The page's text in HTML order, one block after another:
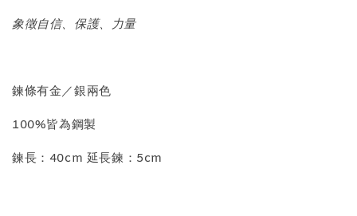
質感飾品收納盒
象徵自信、保護、力量
鍊條有金／銀兩色
100%皆為鋼製
鍊長：40cm 延長鍊：5cm